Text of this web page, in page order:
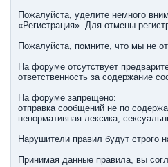
Пожалуйста, уделите немного
«Регистрация». Для отмены
Пожалуйста, помните, что мы не
На форуме отсутствует
ответственность за содержание
На форуме запрещено:
отправка сообщений не по
ненормативная лексика,
Нарушители правил будут строго
Принимая данные правила, вы